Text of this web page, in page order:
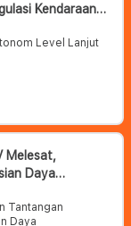
Kendaraan
Level Lanjut
Melesat,
Daya
Tantangan
Daya